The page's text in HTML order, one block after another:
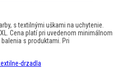
s textilnými uškami na uchytenie.
Cena platí pri uvedenom minimálnom
s produktami. Pri